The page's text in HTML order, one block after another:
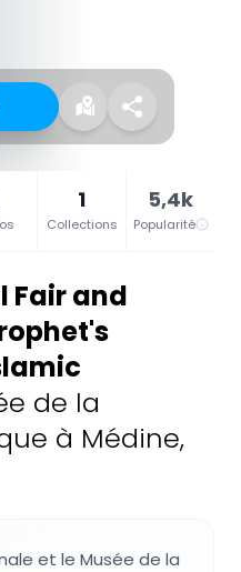
1
Collections
5,4k
Popularité
Fair and
de la
à Médine,
et le Musée de la